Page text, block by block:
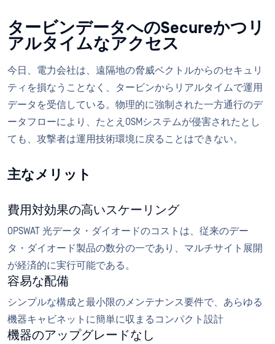
タービンデータへのSecureかつリ
アルタイムなアクセス
今日、電力会社は、遠隔地の脅威ベクトルからのセキュリ
ティを損なうことなく、タービンからリアルタイムで運用
データを受信している。物理的に強制された一方通行のデ
ータフローにより、たとえOSMシステムが侵害されたとし
ても、攻撃者は運用技術環境に戻ることはできない。
主なメリット
費用対効果の高いスケーリング
OPSWAT 光データ・ダイオードのコストは、従来のデー
タ・ダイオード製品の数分の一であり、マルチサイト展開
が経済的に実行可能である。
容易な配備
シンプルな構成と最小限のメンテナンス要件で、あらゆる
機器キャビネットに簡単に収まるコンパクト設計
機器のアップグレードなし